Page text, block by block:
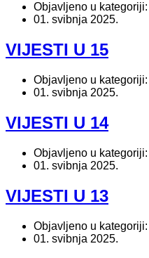
Objavljeno u kategoriji:
01. svibnja 2025.
VIJESTI U 15
Objavljeno u kategoriji:
01. svibnja 2025.
VIJESTI U 14
Objavljeno u kategoriji:
01. svibnja 2025.
VIJESTI U 13
Objavljeno u kategoriji:
01. svibnja 2025.